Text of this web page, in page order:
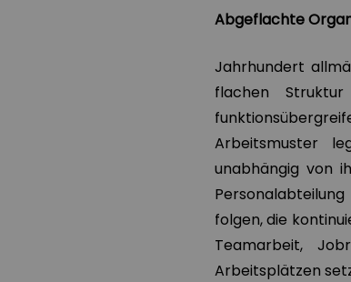
Abgeflachte
Jahrhundert
flachen
Arbeitsmuster
unabhängig von
folgen, die
Teamarbeit,
Arbeitsplätzen